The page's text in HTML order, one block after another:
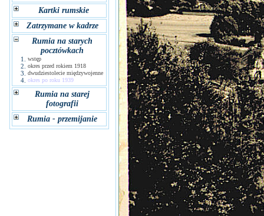
Kartki rumskie
Zatrzymane w kadrze
Rumia na starych
pocztówkach
1. wstęp
2. okres przed rokiem 1918
3. dwudziestolecie międzywojenne
4. okres po roku 1939
Rumia na starej
fotografii
Rumia - przemijanie